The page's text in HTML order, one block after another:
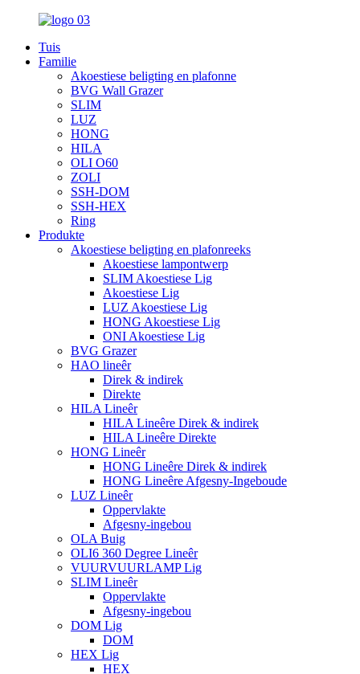
Tuis
Familie
Akoestiese beligting en plafonne
BVG Wall Grazer
SLIM
LUZ
HONG
HILA
OLI O60
ZOLI
SSH-DOM
SSH-HEX
Ring
Produkte
Akoestiese beligting en plafonreeks
Akoestiese lampontwerp
SLIM Akoestiese Lig
Akoestiese Lig
LUZ Akoestiese Lig
HONG Akoestiese Lig
ONI Akoestiese Lig
BVG Grazer
HAO lineêr
Direk & indirek
Direkte
HILA Lineêr
HILA Lineêre Direk & indirek
HILA Lineêre Direkte
HONG Lineêr
HONG Lineêre Direk & indirek
HONG Lineêre Afgesny-Ingeboude
LUZ Lineêr
Oppervlakte
Afgesny-ingebou
OLA Buig
OLI6 360 Degree Lineêr
VUURVUURLAMP Lig
SLIM Lineêr
Oppervlakte
Afgesny-ingebou
DOM Lig
DOM
HEX Lig
HEX